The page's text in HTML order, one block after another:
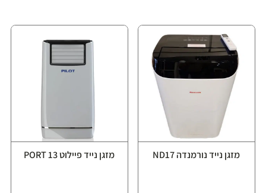
מזגן נייד נורמנדה ND17 מזגן נייד פיילוט PORT 13